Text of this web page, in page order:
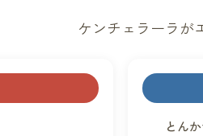
ケンチェラーラが
とん